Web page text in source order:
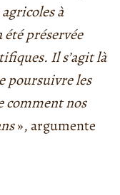
à
été préservée
Il s’agit là
poursuivre les
comment nos
», argumente